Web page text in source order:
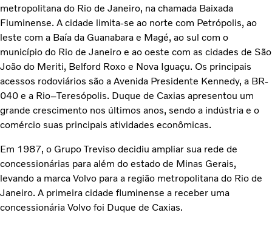
metropolitana do Rio de Janeiro, na chamada Baixada
Fluminense. A cidade limita-se ao norte com Petrópolis, ao
leste com a Baía da Guanabara e Magé, ao sul com o
município do Rio de Janeiro e ao oeste com as cidades de São
João do Meriti, Belford Roxo e Nova Iguaçu. Os principais
acessos rodoviários são a Avenida Presidente Kennedy, a BR-
040 e a Rio–Teresópolis. Duque de Caxias apresentou um
grande crescimento nos últimos anos, sendo a indústria e o
comércio suas principais atividades econômicas.
Em 1987, o Grupo Treviso decidiu ampliar sua rede de
concessionárias para além do estado de Minas Gerais,
levando a marca Volvo para a região metropolitana do Rio de
Janeiro. A primeira cidade fluminense a receber uma
concessionária Volvo foi Duque de Caxias.